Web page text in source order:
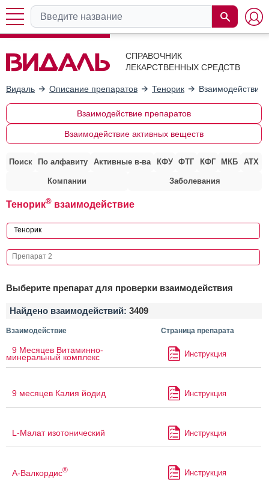
СПРАВОЧНИК
ЛЕКАРСТВЕННЫХ СРЕДСТВ
Видаль Описание препаратов Тенорик Взаимодействие
Взаимодействие препаратов
Взаимодействие активных веществ
Поиск По алфавиту Активные в-ва КФУ ФТГ КФГ МКБ АТХ
Компании Заболевания
Тенорик® взаимодействие
Выберите препарат для проверки взаимодействия
Найдено взаимодействий: 3409
Взаимодействие Страница препарата
9 Месяцев Витаминно-
минеральный комплекс Инструкция
9 месяцев Калия йодид Инструкция
L-Малат изотонический Инструкция
А-Валкордис® Инструкция